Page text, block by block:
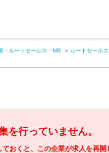
・ルートセールス・MR ルートセール
を行っていません。
ておくと、この企業が求人を再